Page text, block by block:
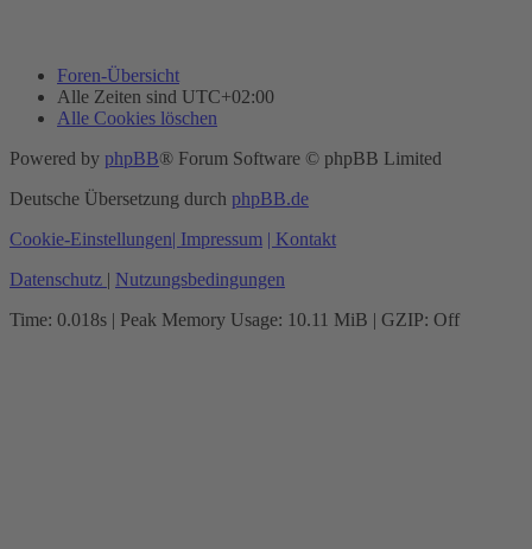
Foren-Übersicht
Alle Zeiten sind UTC+02:00
Alle Cookies löschen
Powered by phpBB® Forum Software © phpBB Limited
Deutsche Übersetzung durch phpBB.de
Cookie-Einstellungen| Impressum | Kontakt
Datenschutz | Nutzungsbedingungen
Time: 0.018s | Peak Memory Usage: 10.11 MiB | GZIP: Off